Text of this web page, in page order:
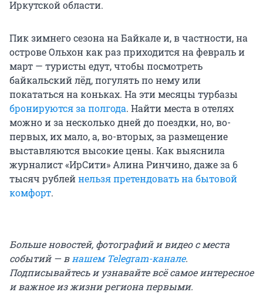
Иркутской области.
Пик зимнего сезона на Байкале и, в частности, на
острове Ольхон как раз приходится на февраль и
март — туристы едут, чтобы посмотреть
байкальский лёд, погулять по нему или
покататься на коньках. На эти месяцы турбазы
бронируются за полгода. Найти места в отелях
можно и за несколько дней до поездки, но, во-
первых, их мало, а, во-вторых, за размещение
выставляются высокие цены. Как выяснила
журналист «ИрСити» Алина Ринчино, даже за 6
тысяч рублейнельзя претендовать на бытовой
комфорт.
Больше новостей, фотографий и видео с места
событий — внашем Telegram-канале.
Подписывайтесь и узнавайте всё самое интересное
и важное из жизни региона первыми.